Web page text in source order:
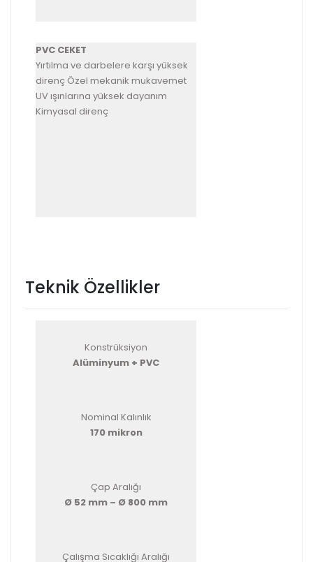
PVC CEKET
Yırtılma ve darbelere karşı yüksek
direnç Özel mekanik mukavemet
UV ışınlarına yüksek dayanım
Kimyasal direnç
Teknik Özellikler
Konstrüksiyon
Alüminyum + PVC
Nominal Kalınlık
170 mikron
Çap Aralığı
Ø 52 mm – Ø 800 mm
Çalışma Sıcaklığı Aralığı